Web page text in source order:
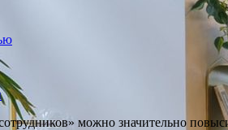
можно значительно